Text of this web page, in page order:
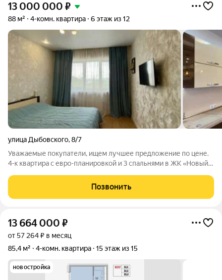
13 000 000 ₽
88 м² 4-комн. квартира 6 этаж из 12
улица Дыбовского,8/7
Уважаемые покупатели, ищем лучшее предложение по цене.
4-к квартира с евро-планировкой и 3 спальнями в ЖК «Новый
современном ЖК «Новый Город» (Солнечный). Идеальный
баланс цены, качества и
Позвонить
13 664 000 ₽
от 57 264 ₽ в месяц
85,4 м²
4-комн. квартира 15 этаж из 15
новостройка